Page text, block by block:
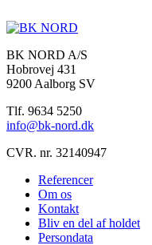
BK NORD A/S
Hobrovej 431
9200 Aalborg SV
Tlf. 9634 5250
info@bk-nord.dk
CVR. nr. 32140947
Referencer
Om os
Kontakt
Bliv en del af holdet
Persondata